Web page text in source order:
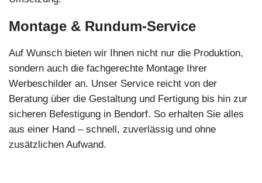
Montage & Rundum-Service
Auf Wunsch bieten wir Ihnen nicht nur die Produktion,
sondern auch die fachgerechte Montage Ihrer
Werbeschilder an. Unser Service reicht von der
Beratung über die Gestaltung und Fertigung bis hin zur
sicheren Befestigung in Bendorf. So erhalten Sie alles
aus einer Hand – schnell, zuverlässig und ohne
zusätzlichen Aufwand.